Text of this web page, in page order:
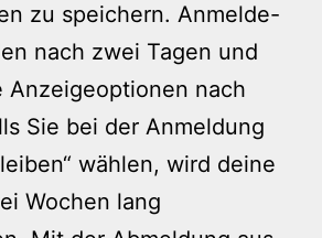
zu speichern. Anmelde-
nach zwei Tagen und
Anzeigeoptionen nach
Sie bei der Anmeldung
wählen, wird deine
Wochen lang